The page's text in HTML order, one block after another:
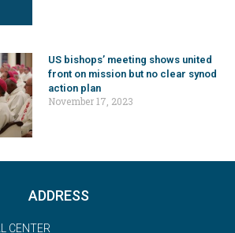
US bishops’ meeting shows united
front on mission but no clear synod
action plan
November 17, 2023
ADDRESS
CENTER